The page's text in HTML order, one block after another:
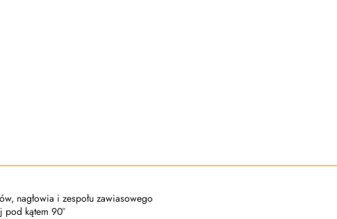
nagłowia i zespołu zawiasowego
pod kątem 90°